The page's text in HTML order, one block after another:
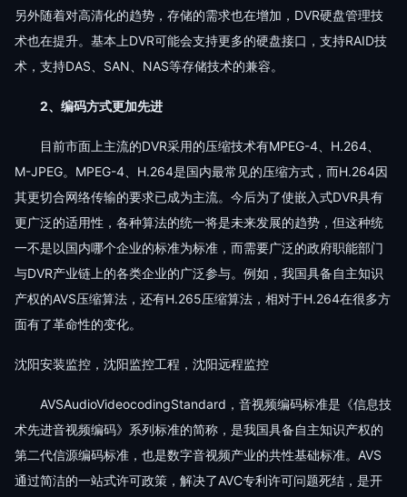
另外随着对高清化的趋势，存储的需求也在增加，DVR硬盘管理技
术也在提升。基本上DVR可能会支持更多的硬盘接口，支持RAID技
术，支持DAS、SAN、NAS等存储技术的兼容。
2、编码方式更加先进
目前市面上主流的DVR采用的压缩技术有MPEG-4、H.264、
M-JPEG。MPEG-4、H.264是国内最常见的压缩方式，而H.264因
其更切合网络传输的要求已成为主流。今后为了使嵌入式DVR具有
更广泛的适用性，各种算法的统一将是未来发展的趋势，但这种统
一不是以国内哪个企业的标准为标准，而需要广泛的政府职能部门
与DVR产业链上的各类企业的广泛参与。例如，我国具备自主知识
产权的AVS压缩算法，还有H.265压缩算法，相对于H.264在很多方
面有了革命性的变化。
沈阳安装监控，沈阳监控工程，沈阳远程监控
AVSAudioVideocodingStandard，音视频编码标准是《信息技
术先进音视频编码》系列标准的简称，是我国具备自主知识产权的
第二代信源编码标准，也是数字音视频产业的共性基础标准。AVS
通过简洁的一站式许可政策，解决了AVC专利许可问题死结，是开